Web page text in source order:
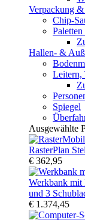
Verpackung &
Chip-
Hallen- &
Leitern,
Spiegel
Ausgewählte
RasterPlan
€ 362,95
Werkbank mit
und 3
€ 1.374,45